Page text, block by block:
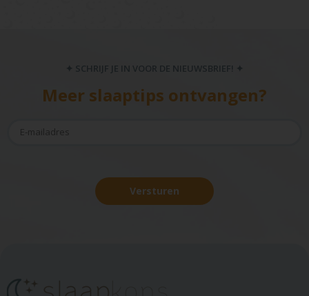
✦ SCHRIJF JE IN VOOR DE NIEUWSBRIEF! ✦
Meer slaaptips ontvangen?
Versturen